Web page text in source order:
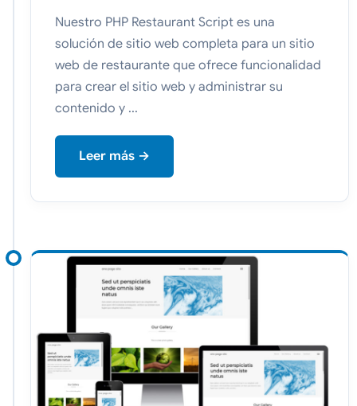
Nuestro PHP Restaurant Script es una
solución de sitio web completa para un sitio
web de restaurante que ofrece funcionalidad
para crear el sitio web y administrar su
contenido y ...
Leer más →